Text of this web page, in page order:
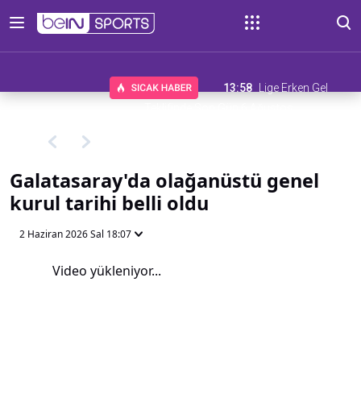
13:58
Lige Erken Gel
Galatasaray'da olağanüstü genel
kurul tarihi belli oldu
2 Haziran 2026 Sal 18:07
Video yükleniyor...